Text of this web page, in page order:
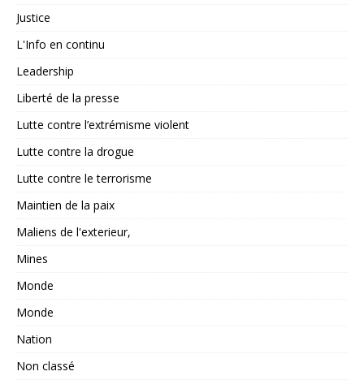
Justice
L'Info en continu
Leadership
Liberté de la presse
Lutte contre l’extrémisme violent
Lutte contre la drogue
Lutte contre le terrorisme
Maintien de la paix
Maliens de l'exterieur,
Mines
Monde
Monde
Nation
Non classé